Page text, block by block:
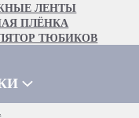
ЛЕНТЫ
ПЛЁНКА
ТЮБИКОВ